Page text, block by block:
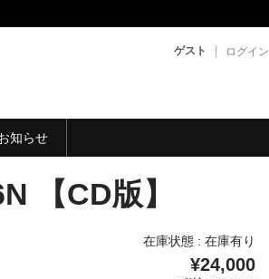
ゲスト ログイン
知らせ
【CD版】
在庫状態 : 在庫有り
¥24,000